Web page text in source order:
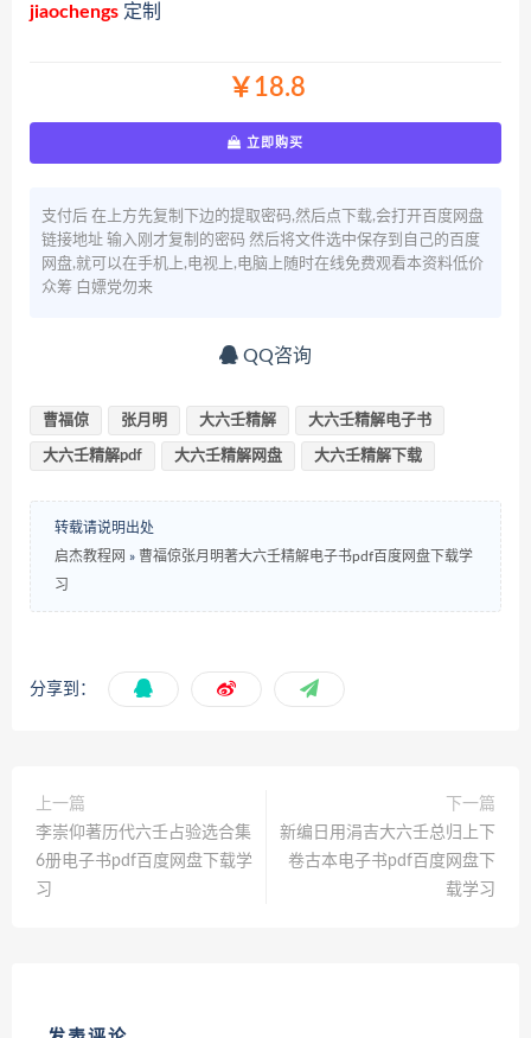
jiaochengs 定制
￥18.8
立即购买
支付后 在上方先复制下边的提取密码,然后点下载,会打开百度网盘
链接地址 输入刚才复制的密码 然后将文件选中保存到自己的百度
网盘,就可以在手机上,电视上,电脑上随时在线免费观看本资料低价
众筹 白嫖党勿来
QQ咨询
曹福倞 张月明 大六壬精解 大六壬精解电子书
大六壬精解pdf 大六壬精解网盘 大六壬精解下载
转载请说明出处
启杰教程网 » 曹福倞张月明著大六壬精解电子书pdf百度网盘下载学
习
分享到：
上一篇
李崇仰著历代六壬占验选合集
6册电子书pdf百度网盘下载学
习
下一篇
新编日用涓吉大六壬总归上下
卷古本电子书pdf百度网盘下
载学习